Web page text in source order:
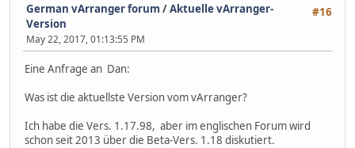
#16
German vArranger forum /Aktuelle vArranger-
Version
May 22, 2017, 01:13:55 PM
Eine Anfrage an Dan:
Was ist die aktuellste Version vom vArranger?
Ich habe die Vers. 1.17.98, aber im englischen Forum wird
schon seit 2013 über die Beta-Vers. 1.18 diskutiert.